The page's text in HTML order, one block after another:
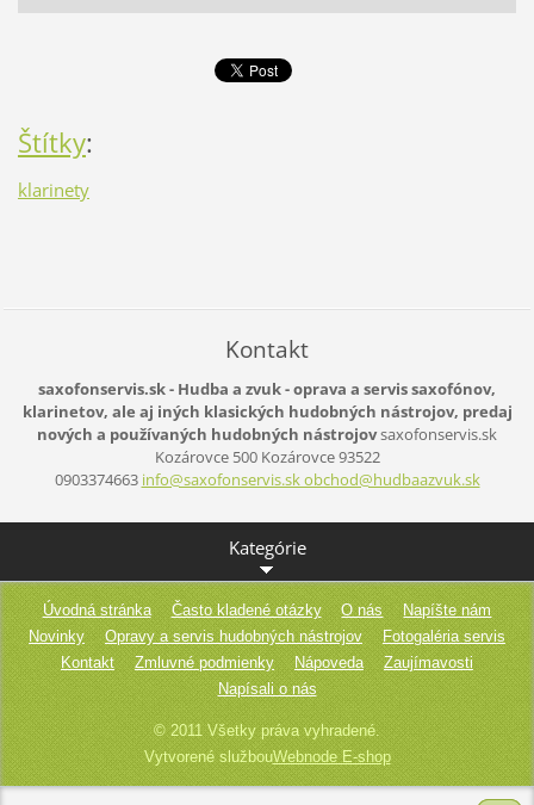
Štítky:
klarinety
Kontakt
saxofonservis.sk - Hudba a zvuk - oprava a servis saxofónov,
klarinetov, ale aj iných klasických hudobných nástrojov, predaj
nových a používaných hudobných nástrojovsaxofonservis.sk
Kozárovce 500Kozárovce93522
0903374663 info@saxofonservis.sk obchod@hudbaazvuk.sk
Kategórie
Úvodná stránka Často kladené otázky O nás
Napíšte nám
Novinky
Opravy a servis hudobných nástrojov
Fotogaléria servis
Kontakt
Zmluvné podmienky Nápoveda
Zaujímavosti
Napísali o nás
© 2011 Všetky práva vyhradené.
Vytvorené službouWebnode E-shop